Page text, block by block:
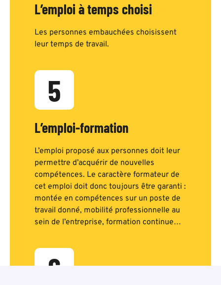
L’emploi à temps choisi
Les personnes embauchées choisissent
leur temps de travail.
5
L’emploi-formation
L’emploi proposé aux personnes doit leur
permettre d’acquérir de nouvelles
compétences. Le caractère formateur de
cet emploi doit donc toujours être garanti :
montée en compétences sur un poste de
travail donné, mobilité professionnelle au
sein de l’entreprise, formation continue…
6